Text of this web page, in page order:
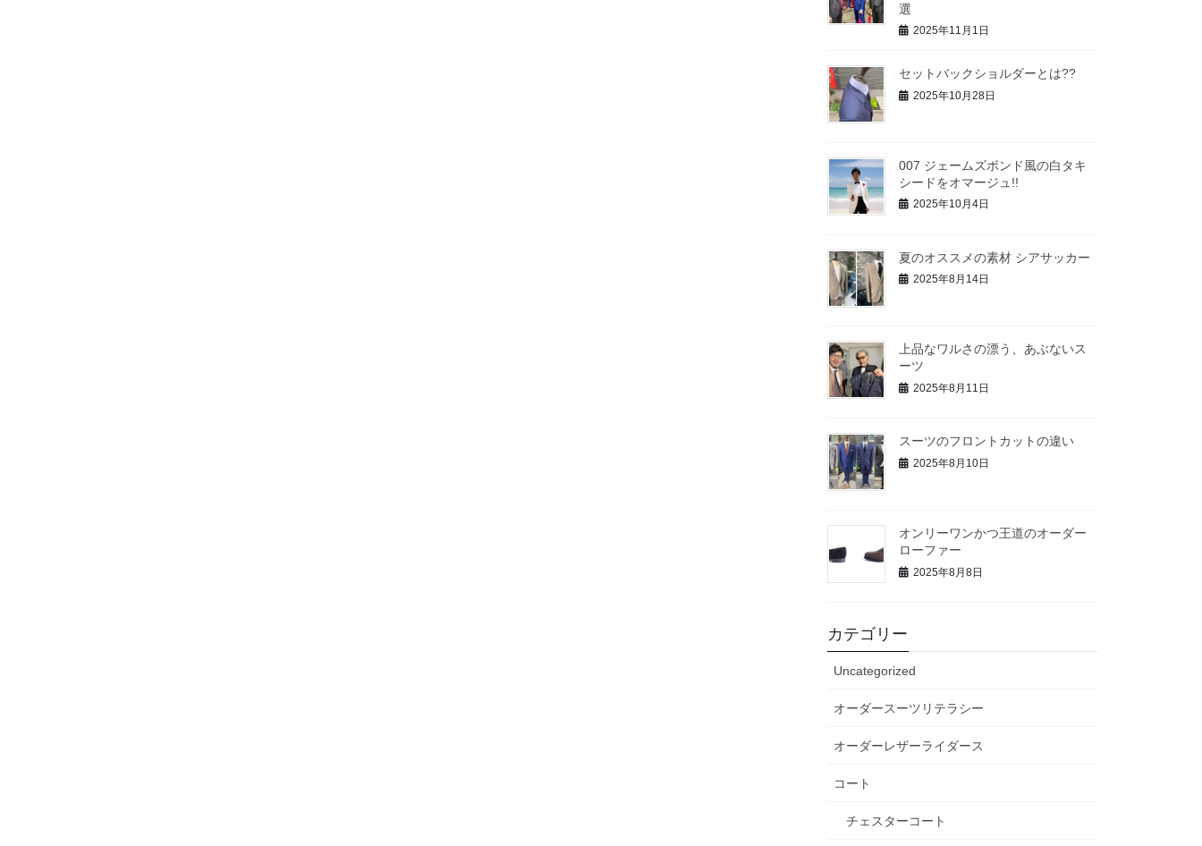
選
2025年11月1日
セットバックショルダーとは??
2025年10月28日
007 ジェームズボンド風の白タキ
シードをオマージュ!!
2025年10月4日
夏のオススメの素材 シアサッカー
2025年8月14日
上品なワルさの漂う、あぶないス
ーツ
2025年8月11日
スーツのフロントカットの違い
2025年8月10日
オンリーワンかつ王道のオーダー
ローファー
2025年8月8日
カテゴリー
Uncategorized
オーダースーツリテラシー
オーダーレザーライダース
コート
チェスターコート